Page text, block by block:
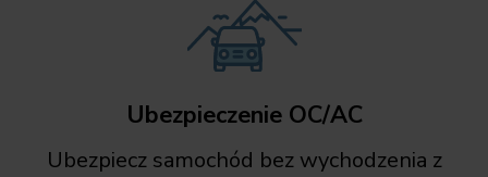
Ubezpieczenie OC/AC
Ubezpiecz samochód bez wychodzenia z